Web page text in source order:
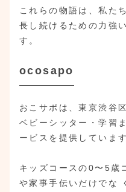
これらの物語は、私た
長し続けるための力強
す。
ocosapo
おこサポは、東京渋谷
ベビーシッター・学習
ービスを提供しています
キッズコースの0〜5歳
や家事手伝いだけでな